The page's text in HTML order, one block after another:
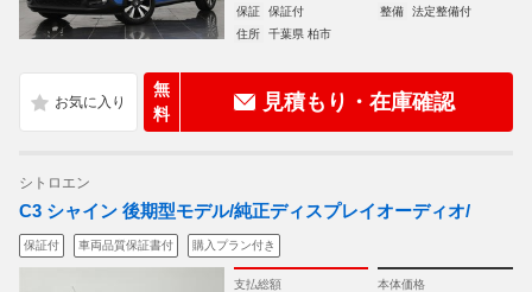
保証
保証付 整備
法定整備付
住所
千葉県 柏市
無
料
見積もり・在庫確認
シトロエン
C3 シャイン 後期型モデル/純正ディスプレイオーディオ/
保証付 車両品質保証書付 購入プラン付き
支払総額 本体価格